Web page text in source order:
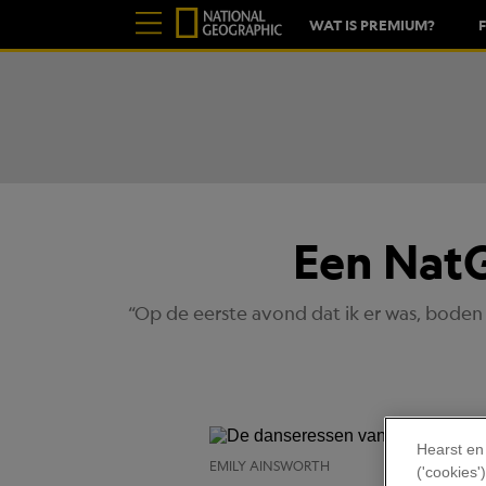
WAT IS PREMIUM?
Een
“Op de eerste avond dat ik er was,
EMILY AINSWORTH
Hearst